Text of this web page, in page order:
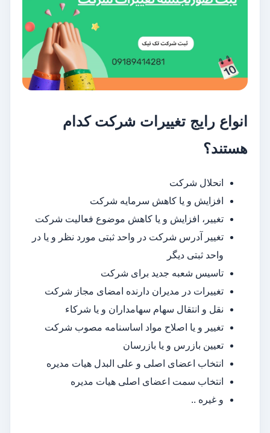
انواع رایج تغییرات شرکت کدام
هستند؟
انحلال شرکت
افزایش و یا کاهش سرمایه شرکت
تغییر، افزایش و یا کاهش موضوع فعالیت شرکت
تغییر آدرس شرکت در واحد ثبتی مورد نظر و یا در
واحد ثبتی دیگر
تاسیس شعبه جدید برای شرکت
تغییرات در مدیران دارنده امضای مجاز شرکت
نقل و انتقال سهام سهامداران و یا شرکاء
تغییر و یا اصلاح مواد اساسنامه مصوب شرکت
تعیین بازرس و یا بازرسان
انتخاب اعضای اصلی و علی البدل هیات مدیره
انتخاب سمت اعضای اصلی هیات مدیره
و غیره ..